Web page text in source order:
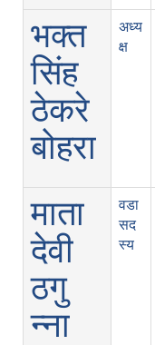
भक्त
सिंह
ठेकरे
बोहरा
अध्य
क्ष
माता
देवी
ठगु
न्ना
वडा
सद
स्य